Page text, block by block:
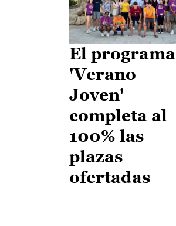
El programa
'Verano
Joven'
completa al
100% las
plazas
ofertadas